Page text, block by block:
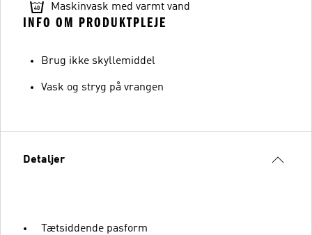
Maskinvask med varmt vand
INFO OM PRODUKTPLEJE
Brug ikke skyllemiddel
Vask og stryg på vrangen
Detaljer
Tætsiddende pasform